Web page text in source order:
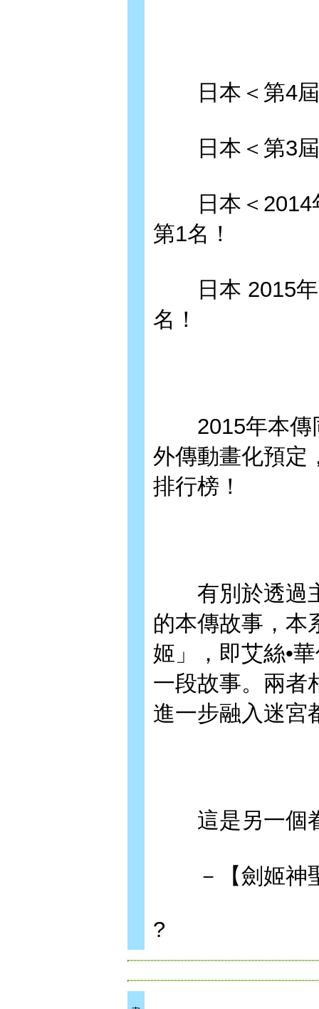
日本＜第4屆
日本＜第3屆
日本＜2014
第1名！
日本 2015年
名！
2015年本傳
外傳動畫化預定
排行榜！
有別於透過主
的本傳故事，本
姬」，即艾絲•
一段故事。兩者
進一步融入迷宮
這是另一個
－【劍姬神
?